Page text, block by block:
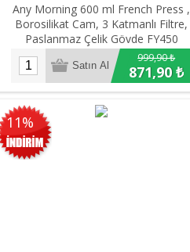
Any Morning 600 ml French Press ,
Borosilikat Cam, 3 Katmanlı Filtre,
Paslanmaz Çelik Gövde FY450
999,90 ₺
871,90 ₺
11%